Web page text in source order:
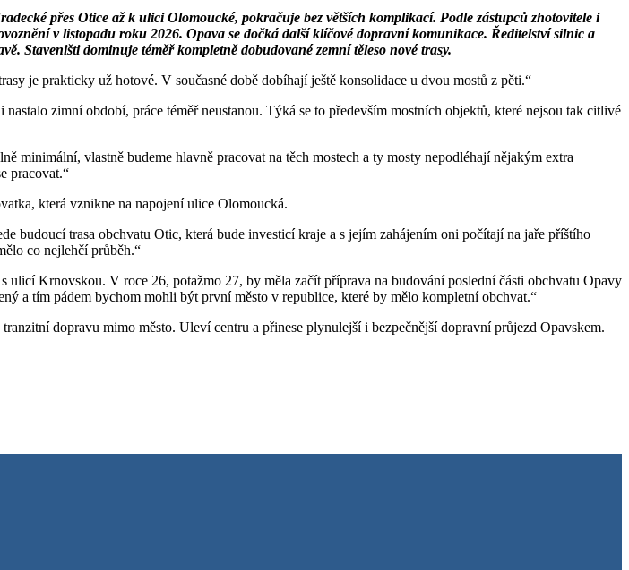
přes Otice až k ulici Olomoucké, pokračuje bez větších komplikací. Podle zástupců zhotovitele i
v listopadu roku 2026. Opava se dočká další klíčové dopravní komunikace. Ředitelství silnic a
Staveništi dominuje téměř kompletně dobudované zemní těleso nové trasy.
je prakticky už hotové. V současné době dobíhají ještě konsolidace u dvou mostů z pěti.“
zimní období, práce téměř neustanou. Týká se to především mostních objektů, které nejsou tak citlivé
minimální, vlastně budeme hlavně pracovat na těch mostech a ty mosty nepodléhají nějakým extra
pracovat.“
která vznikne na napojení ulice Olomoucká.
budoucí trasa obchvatu Otic, která bude investicí kraje a s jejím zahájením oni počítají na jaře příštího
co nejlehčí průběh.“
Krnovskou. V roce 26, potažmo 27, by měla začít příprava na budování poslední části obchvatu Opavy
a tím pádem bychom mohli být první město v republice, které by mělo kompletní obchvat.“
dopravu mimo město. Uleví centru a přinese plynulejší i bezpečnější dopravní průjezd Opavskem.